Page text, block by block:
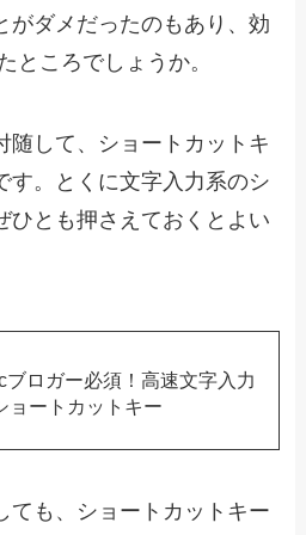
がダメだったのもあり、効
ところでしょうか。
随して、ショートカットキ
す。とくに文字入力系のシ
ひとも押さえておくとよい
ブロガー必須！高速文字入力
ョートカットキー
ても、ショートカットキー